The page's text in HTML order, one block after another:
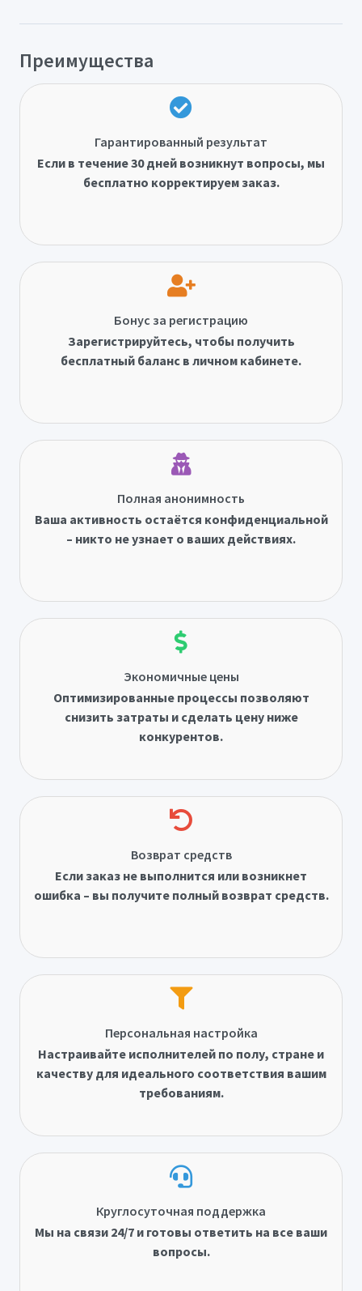
Преимущества
Гарантированный результат
Если в течение 30 дней возникнут вопросы, мы
бесплатно корректируем заказ.
Бонус за регистрацию
Зарегистрируйтесь, чтобы получить
бесплатный баланс в личном кабинете.
Полная анонимность
Ваша активность остаётся конфиденциальной
– никто не узнает о ваших действиях.
Экономичные цены
Оптимизированные процессы позволяют
снизить затраты и сделать цену ниже
конкурентов.
Возврат средств
Если заказ не выполнится или возникнет
ошибка – вы получите полный возврат средств.
Персональная настройка
Настраивайте исполнителей по полу, стране и
качеству для идеального соответствия вашим
требованиям.
Круглосуточная поддержка
Мы на связи 24/7 и готовы ответить на все ваши
вопросы.